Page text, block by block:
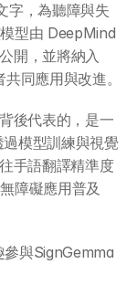
字，為聽障與失
型由 DeepMind
開，並將納入
同應用與改進。
後代表的，是一
模型訓練與視覺
手語翻譯精準度
障礙應用普及
與SignGemma